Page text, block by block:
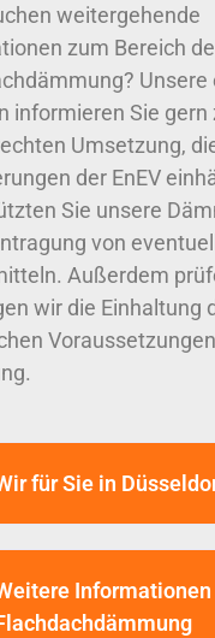
weitergehende
zum Bereich
Unsere
informieren Sie gern
Umsetzung,
der EnEV
Sie unsere
von
Außerdem
wir die Einhaltung
für Sie in
Informationen